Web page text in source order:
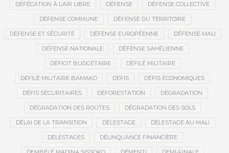
DÉFÉCATION À L’AIR LIBRE DÉFENSE DÉFENSE COLLECTIVE
DÉFENSE COMMUNE DÉFENSE DU TERRITOIRE
DÉFENSE ET SÉCURITÉ DÉFENSE EUROPÉENNE DÉFENSE MALI
DÉFENSE NATIONALE DÉFENSE SAHÉLIENNE
DÉFICIT BUDGÉTAIRE DÉFILÉ MILITAIRE
DÉFILÉ MILITAIRE BAMAKO DÉFIS DÉFIS ÉCONOMIQUES
DÉFIS SÉCURITAIRES DÉFORESTATION DÉGRADATION
DÉGRADATION DES ROUTES DÉGRADATION DES SOLS
DÉLAI DE LA TRANSITION DÉLESTAGE DÉLESTAGE AU MALI
DÉLESTAGES DÉLINQUANCE FINANCIÈRE